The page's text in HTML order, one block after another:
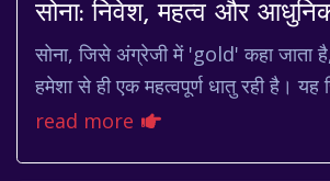
सोना: निवेश, महत्व और
सोना, जिसे अंग्रेजी में 'gold' कहा जाता
हमेशा से ही एक महत्वपूर्ण धातु रही है।
नहीं है, बल्कि यह निवेश का एक सुर...
read more